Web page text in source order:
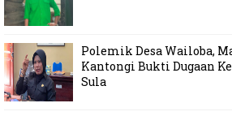
Polemik Desa Wailoba,
Kantongi Bukti Dugaan
Sula